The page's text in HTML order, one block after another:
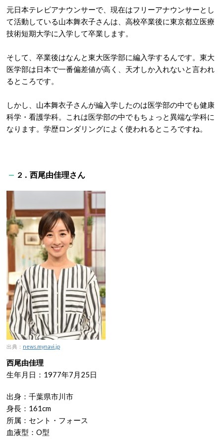
元日本テレビアナウンサーで、現在はフリーアナウンサーとし
て活動している山本舞衣子さんは、高校卒業後に東京都立医療
技術短期大学に入学して卒業します。
そして、卒業後はなんと東大医学部に編入学するんです。東大
医学部は日本で一番偏差値が高く、天才しか入れないと言われ
るところです。
しかし、山本舞衣子さんが編入学したのは医学部の中でも健康
科学・看護学科。これは医学部の中でもちょっと異端な学科に
なります。学歴ロンダリングによく使われるところですね。
2．西尾由佳理さん
出典： news.mynavi.jp
西尾由佳理
生年月日：1977年7月25日
出身：千葉県市川市
身長：161cm
所属：セント・フォース
血液型：O型